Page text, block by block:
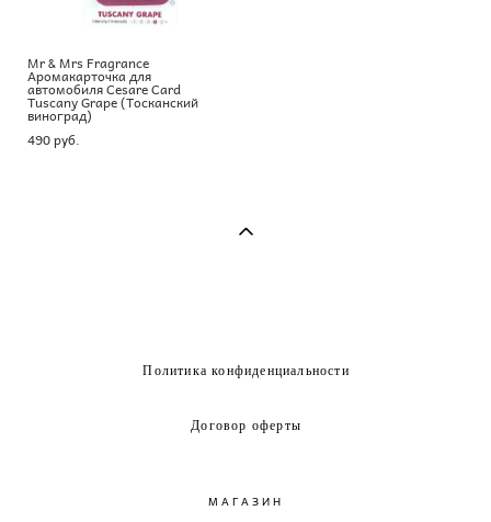
Mr & Mrs Fragrance
Аромакарточка для
автомобиля Cesare Card
Tuscany Grape (Тосканский
виноград)
490 pуб.
Политика конфиденциальности
Договор оферты
МАГАЗИН